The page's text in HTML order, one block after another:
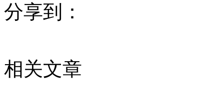
分享到：
相关文章